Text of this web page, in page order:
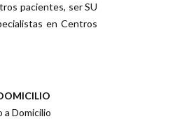
pacientes, ser SU
en Centros
a Domicilio